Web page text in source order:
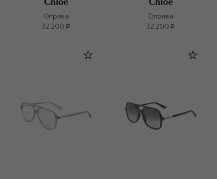
Оправа
32 200 ₽
Оправа
32 200 ₽